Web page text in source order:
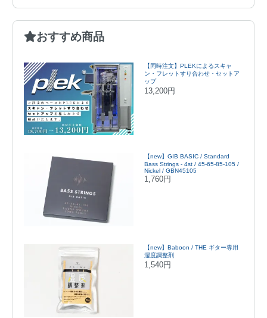
おすすめ商品
【同時注文】PLEKによるスキャ
ン・フレットすり合わせ・セットア
ップ
13,200円
【new】GIB BASIC / Standard
Bass Strings - 4st / 45-65-85-105 /
Nickel / GBN45105
1,760円
【new】Baboon / THE ギター専用
湿度調整剤
1,540円